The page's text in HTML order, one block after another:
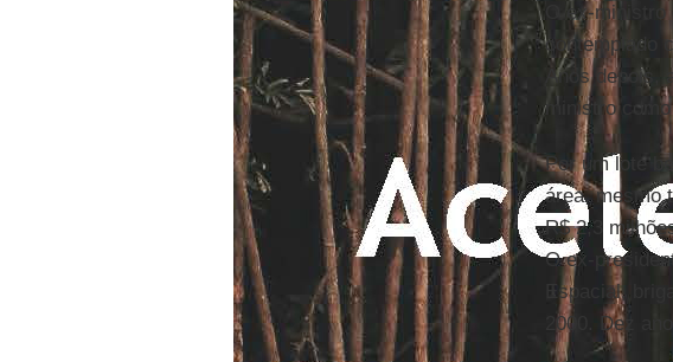
O ex-
contemplado
Anos
ministro
Por um lote
área, mesmo
R$ 2,3
O ex-
Espacial,
2000. Dez